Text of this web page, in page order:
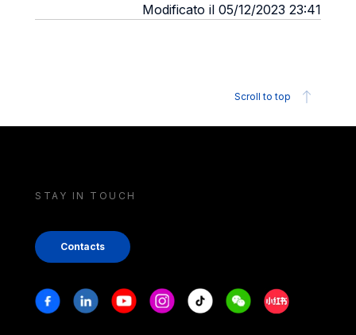
Modificato il 05/12/2023 23:41
Scroll to top
STAY IN TOUCH
Contacts
Stay in touch
FacebookLinkedinYoutubeInstagram
Tiktok WeechatXiaohongshu/